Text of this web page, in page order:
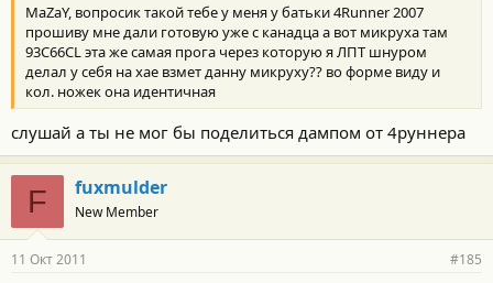
MaZaY, вопросик такой тебе у меня у батьки 4Runner 2007
прошиву мне дали готовую уже с канадца а вот микруха там
93С66CL эта же самая прога через которую я ЛПТ шнуром
делал у себя на хае взмет данну микруху?? во форме виду и
кол. ножек она идентичная
слушай а ты не мог бы поделиться дампом от 4руннера
F fuxmulder
New Member
11 Окт 2011 #185